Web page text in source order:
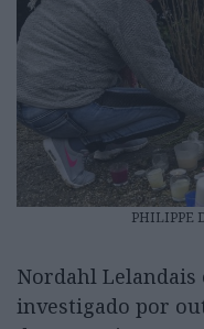
PHILIPPE
Nordahl Lelandais
investigado por